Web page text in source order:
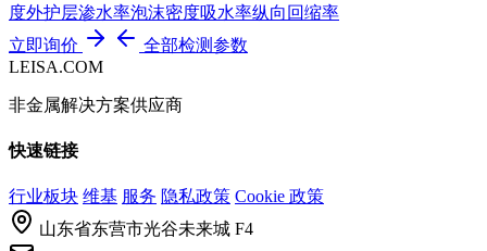
度外护层渗水率泡沫密度吸水率纵向回缩率
立即询价
全部检测参数
LEISA.COM
非金属解决方案供应商
快速链接
行业板块 维基 服务 隐私政策 Cookie 政策
山东省东营市光谷未来城 F4